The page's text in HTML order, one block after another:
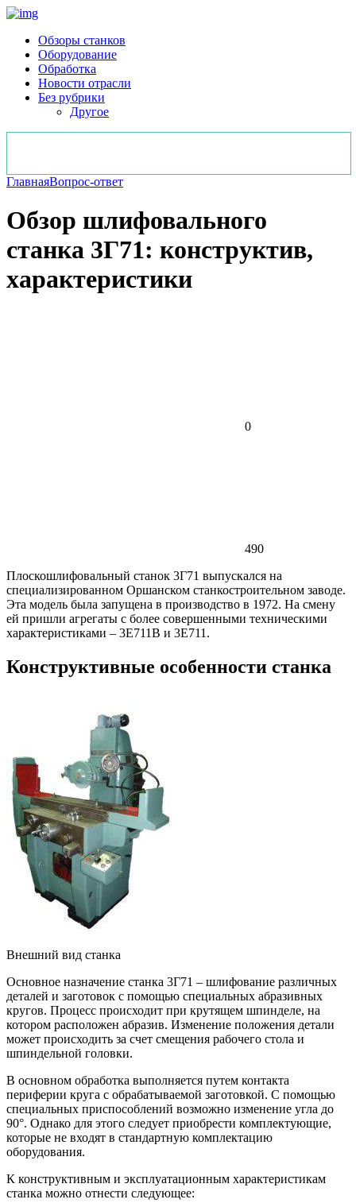
Обзоры станков
Оборудование
Обработка
Новости отрасли
Без рубрики
Другое
ГлавнаяВопрос-ответ
Обзор шлифовального
станка 3Г71: конструктив,
характеристики
0
490
Плоскошлифовальный станок 3Г71 выпускался на
специализированном Оршанском станкостроительном заводе.
Эта модель была запущена в производство в 1972. На смену
ей пришли агрегаты с более совершенными техническими
характеристиками – 3Е711В и 3Е711.
Конструктивные особенности станка
Внешний вид станка
Основное назначение станка 3Г71 – шлифование различных
деталей и заготовок с помощью специальных абразивных
кругов. Процесс происходит при крутящем шпинделе, на
котором расположен абразив. Изменение положения детали
может происходить за счет смещения рабочего стола и
шпиндельной головки.
В основном обработка выполняется путем контакта
периферии круга с обрабатываемой заготовкой. С помощью
специальных приспособлений возможно изменение угла до
90°. Однако для этого следует приобрести комплектующие,
которые не входят в стандартную комплектацию
оборудования.
К конструктивным и эксплуатационным характеристикам
станка можно отнести следующее: